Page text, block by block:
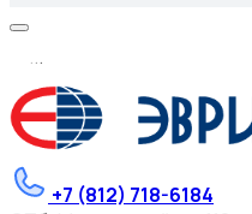
...
+7 (812) 718-6184